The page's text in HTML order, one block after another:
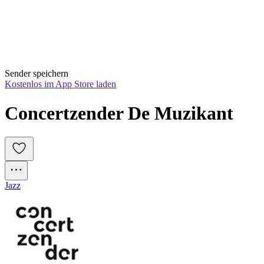
Sender speichern
Kostenlos im App Store laden
Concertzender De Muzikant
Jazz